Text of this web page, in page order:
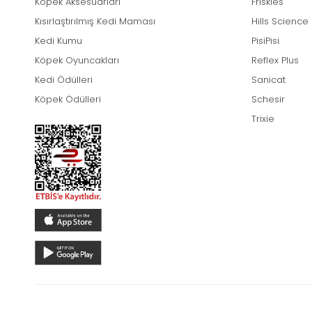
Kısırlaştırılmış Kedi Maması
Kedi Kumu
Köpek Oyuncakları
Kedi Ödülleri
Köpek Ödülleri
Hills Science
PisiPisi
Reflex Plus
Sanicat
Schesir
Trixie